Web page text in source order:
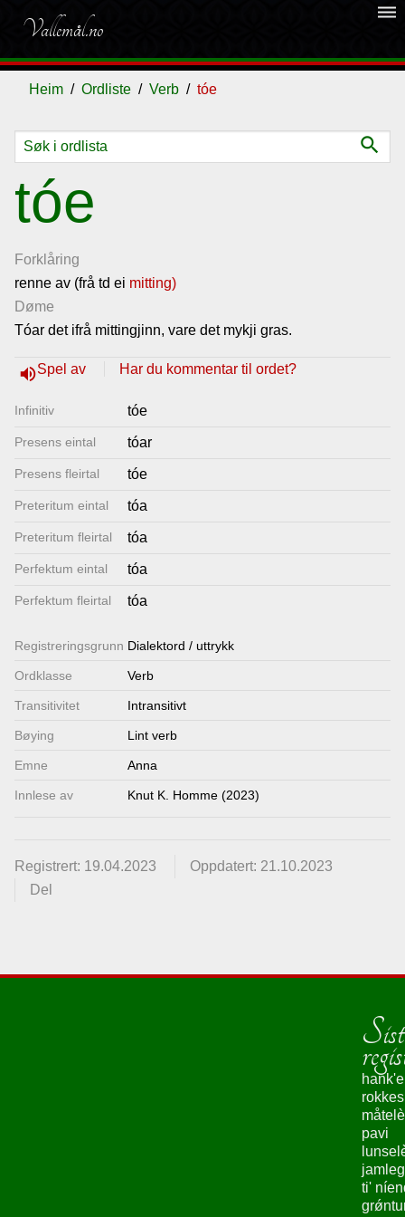
Vallemål.no
dehaze
Heim Ordliste Verb tóe
search
tóe
Forklåring
renne av (frå td ei mitting)
Døme
Tóar det ifrå mittingjinn, vare det mykji gras.
volume_upSpel av Har du kommentar til ordet?
Infinitiv tóe
Presens eintal tóar
Presens fleirtal tóe
Preteritum eintal tóa
Preteritum fleirtal tóa
Perfektum eintal tóa
Perfektum fleirtal tóa
Registrerings­grunn Dialektord / uttrykk
Ordklasse Verb
Transitivitet Intransitivt
Bøying Lint verb
Emne Anna
Innlese av Knut K. Homme (2023)
Registrert: 19.04.2023
Oppdatert: 21.10.2023
Del
Ordliste
Om
vallemålet
Gjestebok
Nyhende
Lenkjer
oss
hank'e
pavi
ti'